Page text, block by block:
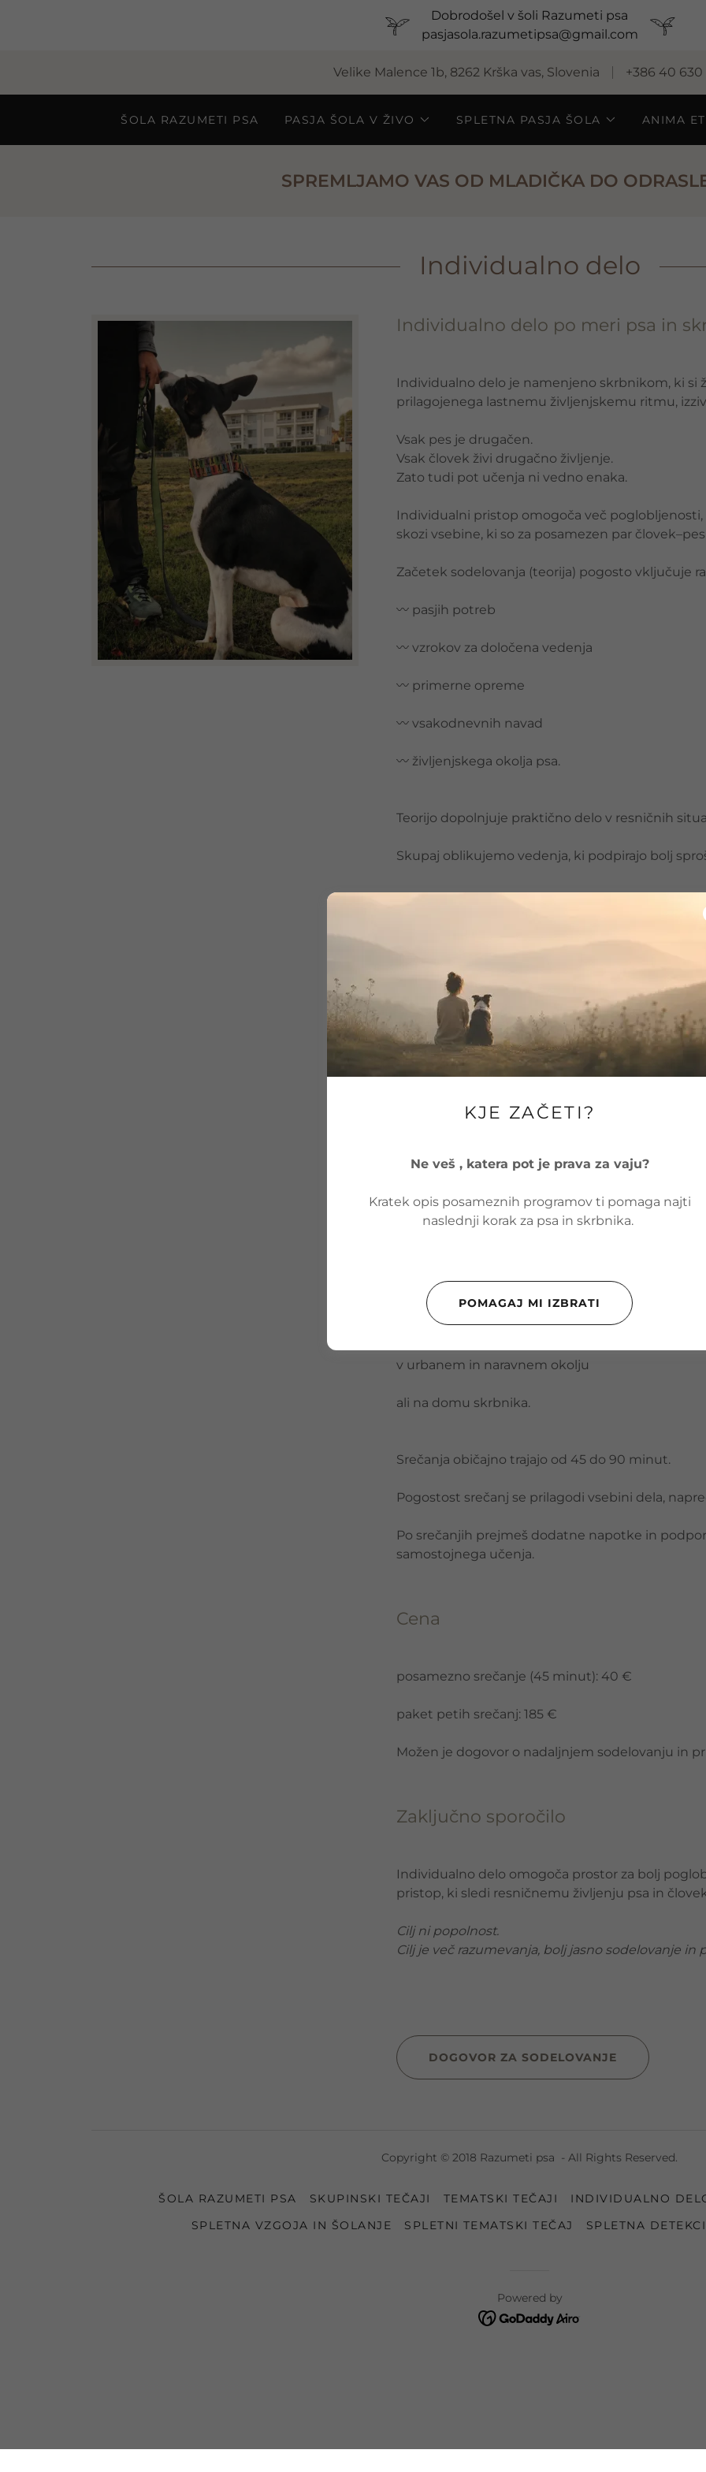
Dobrodošel v šoli Razumeti psa
pasjasola.razumetipsa@gmail.com
Velike Malence 1b, 8262 Krška vas, Slovenia +386 40 630
ŠOLA RAZUMETI PSA PASJA ŠOLA V ŽIVO SPLETNA PASJA ŠOLA ANIMA
SPREMLJAMO VAS OD MLADIČKA DO
Individualno delo
Individualno delo po meri psa in
Individualno delo je namenjeno skrbnikom, ki si
prilagojenega lastnemu življenjskemu ritmu,
Vsak pes je drugačen.
Vsak človek živi drugačno življenje.
Zato tudi pot učenja ni vedno enaka.
Individualni pristop omogoča več
skozi vsebine, ki so za posamezen par
Začetek sodelovanja (teorija) pogosto vključuje
〰 pasjih potreb
〰 vzrokov za določena vedenja
〰 primerne opreme
〰 vsakodnevnih navad
〰 življenjskega okolja psa.
Teorijo dopolnjuje praktično delo v resničnih
Skupaj oblikujemo vedenja, ki podpirajo bolj
kadar si želiš bolj prilagojenega pristopa
kadar časovno težje obiskuješ skupinske
kadar želiš več poudarka na specifičnih vsebinah
ali kadar si preprosto želiš bolj osebnega
Potek sodelovanja
Individualno delo lahko poteka:
na nevtralni lokaciji
v urbanem in naravnem okolju
ali na domu skrbnika.
Srečanja običajno trajajo od 45 do 90 minut.
Pogostost srečanj se prilagodi vsebini dela,
Po srečanjih prejmeš dodatne napotke in
samostojnega učenja.
Cena
posamezno srečanje (45 minut): 40 €
paket petih srečanj: 185 €
Možen je dogovor o nadaljnjem sodelovanju in
Zaključno sporočilo
Individualno delo omogoča prostor za bolj
pristop, ki sledi resničnemu življenju psa in
Cilj ni popolnost.
Cilj je več razumevanja, bolj jasno sodelovanje in
DOGOVOR ZA SODELOVANJE
Copyright © 2018 Razumeti psa - All Rights Reserved.
ŠOLA RAZUMETI PSA SKUPINSKI TEČAJI TEMATSKI TEČAJI
INDIVIDUALNO
SPLETNA VZGOJA IN ŠOLANJE
SPLETNI TEMATSKI TEČAJ SPLETNA
Powered by
KJE ZAČETI?
Ne veš , katera pot je prava za vaju?
Kratek opis posameznih programov ti pomaga najti
naslednji korak za psa in skrbnika.
POMAGAJ MI IZBRATI